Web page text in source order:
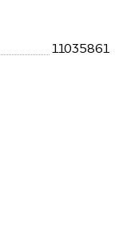
11035861